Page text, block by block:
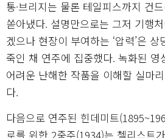
통·브리지는 물론 테일피스까지 건
쏟아냈다. 설명만으로는 그저 기행
겠으나 현장이 부여하는 ‘압력’은
죽인 채 연주에 집중했다. 녹화된 영
어려운 난해한 작품을 이해할 실마
다.
다음으로 연주된 힌데미트
로를 위한 2중주(1934)는 첼리스트